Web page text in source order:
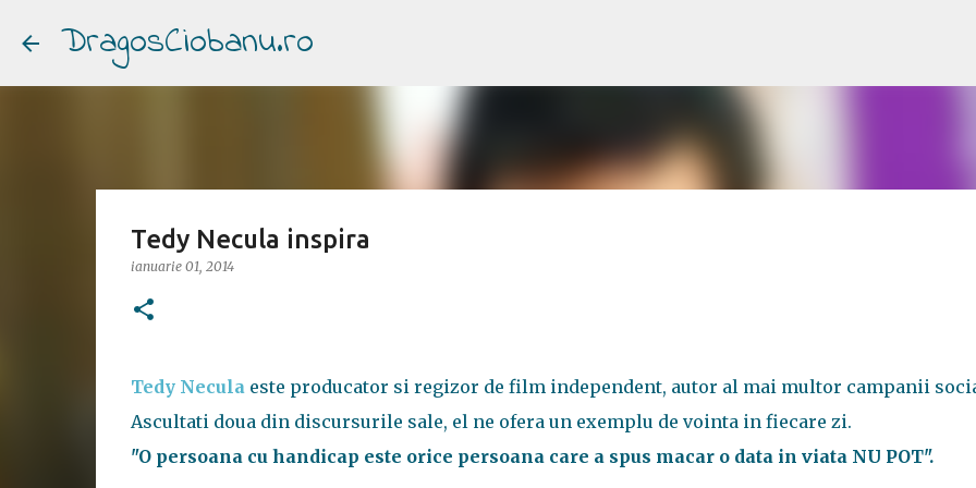
DragosCiobanu.ro
Tedy Necula inspira
ianuarie 01, 2014
Tedy Necula este producator si regizor de film independent, autor al mai multor campanii
Ascultati doua din discursurile sale, el ne ofera un exemplu de vointa in fiecare zi.
"O persoana cu handicap este orice persoana care a spus macar o data in viata NU POT".